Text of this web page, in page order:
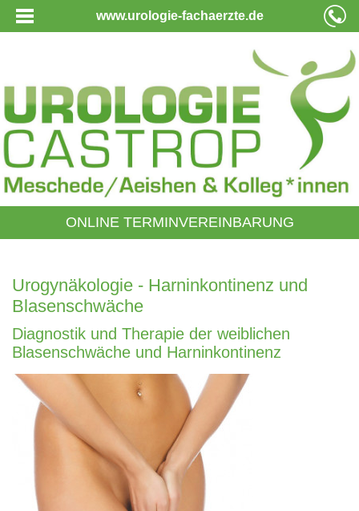
www.urologie-fachaerzte.de
ONLINE TERMINVEREINBARUNG
Urogynäkologie - Harninkontinenz und
Blasenschwäche
Diagnostik und Therapie der weiblichen
Blasenschwäche und Harninkontinenz